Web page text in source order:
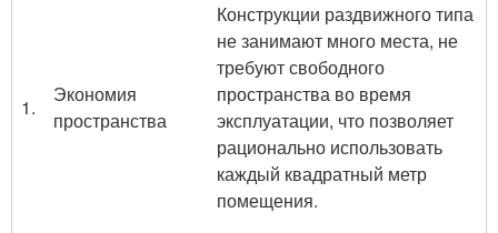
1.
Экономия
пространства
Конструкции раздвижного типа
не занимают много места, не
требуют свободного
пространства во время
эксплуатации, что позволяет
рационально использовать
каждый квадратный метр
помещения.